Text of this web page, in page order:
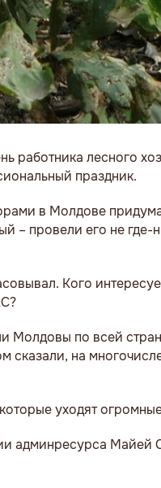
работника лесного
праздник.
в Молдове
– провели его не где-
Кого
Молдовы по всей
сказали, на
уходят
админресурса Майей